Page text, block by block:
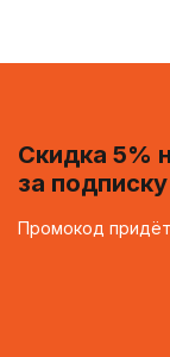
Скидка 5%
за
Промокод